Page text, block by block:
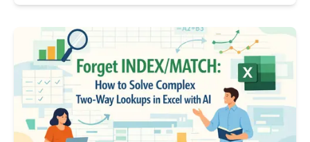
습니다.